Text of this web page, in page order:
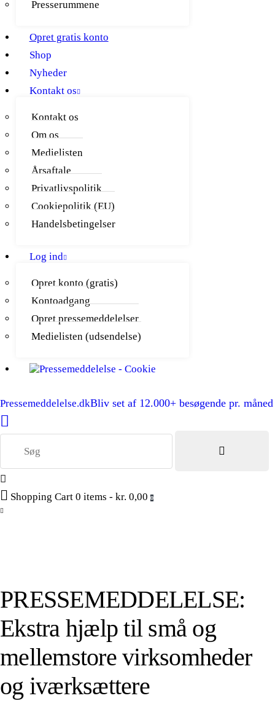
Presserummene
Opret gratis konto
Shop
Nyheder
Kontakt os
Kontakt os
Om os
Medielisten
Årsaftale
Privatlivspolitik
Cookiepolitik (EU)
Handelsbetingelser
Log ind
Opret konto (gratis)
Kontoadgang
Opret pressemeddelelser
Medielisten (udsendelse)
Pressemeddelelse.dkBliv set af 12.000+ besøgende pr. måned
Shopping Cart 0 items - kr. 0,00 0
PRESSEMEDDELELSE:
Ekstra hjælp til små og
mellemstore virksomheder
og iværksættere